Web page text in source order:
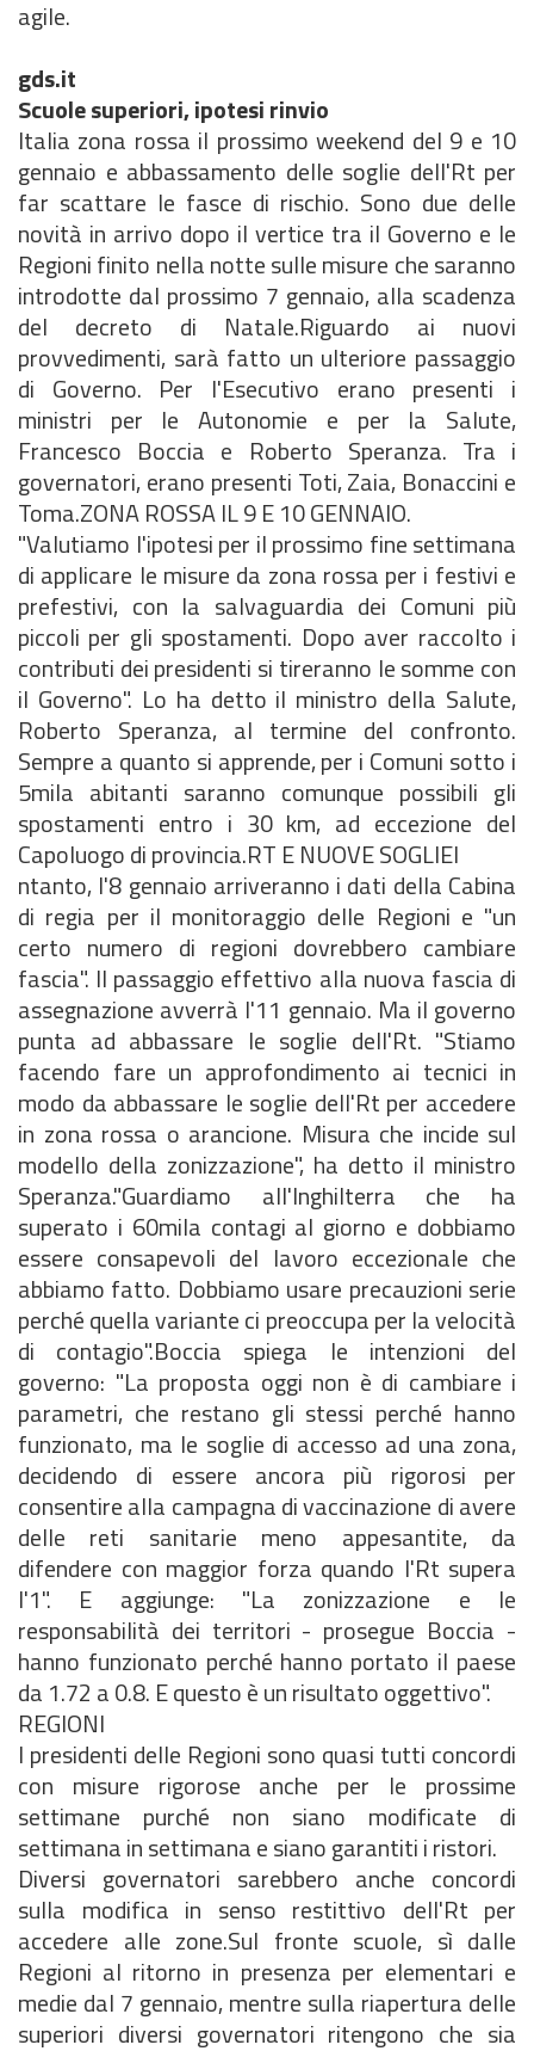
agile.
gds.it
Scuole superiori, ipotesi rinvio
Italia zona rossa il prossimo weekend del 9 e 10
gennaio e abbassamento delle soglie dell'Rt per
far scattare le fasce di rischio. Sono due delle
novità in arrivo dopo il vertice tra il Governo e le
Regioni finito nella notte sulle misure che saranno
introdotte dal prossimo 7 gennaio, alla scadenza
del decreto di Natale.Riguardo ai nuovi
provvedimenti, sarà fatto un ulteriore passaggio
di Governo. Per l'Esecutivo erano presenti i
ministri per le Autonomie e per la Salute,
Francesco Boccia e Roberto Speranza. Tra i
governatori, erano presenti Toti, Zaia, Bonaccini e
Toma.ZONA ROSSA IL 9 E 10 GENNAIO.
"Valutiamo l'ipotesi per il prossimo fine settimana
di applicare le misure da zona rossa per i festivi e
prefestivi, con la salvaguardia dei Comuni più
piccoli per gli spostamenti. Dopo aver raccolto i
contributi dei presidenti si tireranno le somme con
il Governo". Lo ha detto il ministro della Salute,
Roberto Speranza, al termine del confronto.
Sempre a quanto si apprende, per i Comuni sotto i
5mila abitanti saranno comunque possibili gli
spostamenti entro i 30 km, ad eccezione del
Capoluogo di provincia.RT E NUOVE SOGLIEI
ntanto, l'8 gennaio arriveranno i dati della Cabina
di regia per il monitoraggio delle Regioni e "un
certo numero di regioni dovrebbero cambiare
fascia". Il passaggio effettivo alla nuova fascia di
assegnazione avverrà l'11 gennaio. Ma il governo
punta ad abbassare le soglie dell'Rt. "Stiamo
facendo fare un approfondimento ai tecnici in
modo da abbassare le soglie dell'Rt per accedere
in zona rossa o arancione. Misura che incide sul
modello della zonizzazione", ha detto il ministro
Speranza."Guardiamo all'Inghilterra che ha
superato i 60mila contagi al giorno e dobbiamo
essere consapevoli del lavoro eccezionale che
abbiamo fatto. Dobbiamo usare precauzioni serie
perché quella variante ci preoccupa per la velocità
di contagio".Boccia spiega le intenzioni del
governo: "La proposta oggi non è di cambiare i
parametri, che restano gli stessi perché hanno
funzionato, ma le soglie di accesso ad una zona,
decidendo di essere ancora più rigorosi per
consentire alla campagna di vaccinazione di avere
delle reti sanitarie meno appesantite, da
difendere con maggior forza quando l'Rt supera
l'1". E aggiunge: "La zonizzazione e le
responsabilità dei territori - prosegue Boccia -
hanno funzionato perché hanno portato il paese
da 1.72 a 0.8. E questo è un risultato oggettivo".
REGIONI
I presidenti delle Regioni sono quasi tutti concordi
con misure rigorose anche per le prossime
settimane purché non siano modificate di
settimana in settimana e siano garantiti i ristori.
Diversi governatori sarebbero anche concordi
sulla modifica in senso restittivo dell'Rt per
accedere alle zone.Sul fronte scuole, sì dalle
Regioni al ritorno in presenza per elementari e
medie dal 7 gennaio, mentre sulla riapertura delle
superiori diversi governatori ritengono che sia